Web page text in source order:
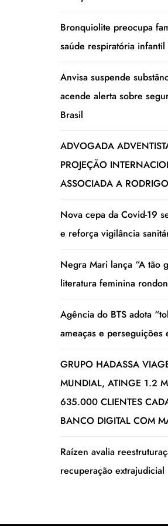
Bronquiolite preocupa
saúde respiratória infantil
Anvisa suspende
acende alerta sobre
Brasil
ADVOGADA
PROJEÇÃO
ASSOCIADA A
Nova cepa da Covid-19
e reforça vigilância
Negra Mari lança “A tão
literatura feminina
Agência do BTS adota
ameaças e
GRUPO HADASSA
MUNDIAL, ATINGE 1.2
635.000 CLIENTES
BANCO DIGITAL COM
Raízen avalia
recuperação extrajudicial